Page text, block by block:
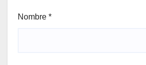
Nombre *